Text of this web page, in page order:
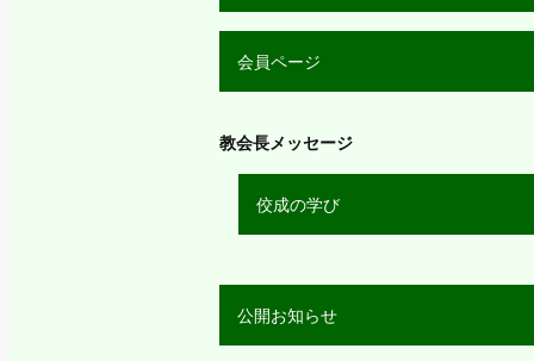
会員ページ
教会長メッセージ
佼成の学び
公開お知らせ